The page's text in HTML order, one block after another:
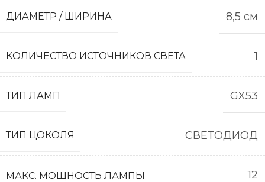
ДИАМЕТР / ШИРИНА 8,5 см
КОЛИЧЕСТВО ИСТОЧНИКОВ СВЕТА 1
ТИП ЛАМП GX53
ТИП ЦОКОЛЯ СВЕТОДИОД
МАКС. МОЩНОСТЬ ЛАМПЫ
12